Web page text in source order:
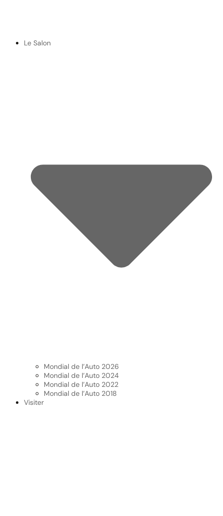
Le Salon
Mondial de l’Auto 2026
Mondial de l’Auto 2024
Mondial de l’Auto 2022
Mondial de l’Auto 2018
Visiter